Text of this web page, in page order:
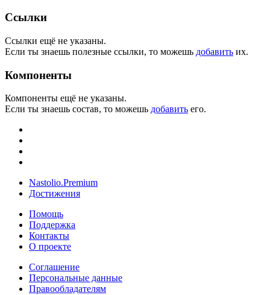
Ссылки
Ссылки ещё не указаны.
Если ты знаешь полезные ссылки, то можешь добавить их.
Компоненты
Компоненты ещё не указаны.
Если ты знаешь состав, то можешь добавить его.
Nastolio.Premium
Достижения
Помощь
Поддержка
Контакты
О проекте
Соглашение
Персональные данные
Правообладателям